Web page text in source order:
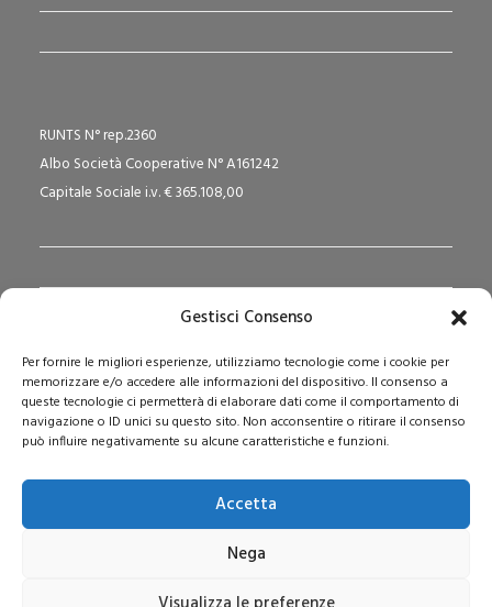
Gestisci Consenso
Per fornire le migliori esperienze, utilizziamo tecnologie come i cookie per
memorizzare e/o accedere alle informazioni del dispositivo. Il consenso a
queste tecnologie ci permetterà di elaborare dati come il comportamento di
navigazione o ID unici su questo sito. Non acconsentire o ritirare il consenso
può influire negativamente su alcune caratteristiche e funzioni.
Accetta
Nega
RUNTS N° rep.2360
Albo Società Cooperative N° A161242
Capitale Sociale i.v. € 365.108,00
Via San Domenico Savio, 6 – 20017 Rho (MI)
Reg. Tribunale: n. 187 del 29/03/97 | ISSN: 1593-2259
Web:www.pedagogia.it